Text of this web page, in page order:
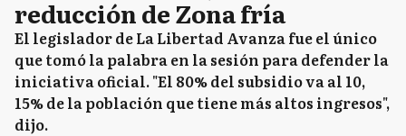
reducción de Zona fría
El legislador de La Libertad Avanza fue el único
que tomó la palabra en la sesión para defender la
iniciativa oficial. "El 80% del subsidio va al 10,
15% de la población que tiene más altos ingresos",
dijo.